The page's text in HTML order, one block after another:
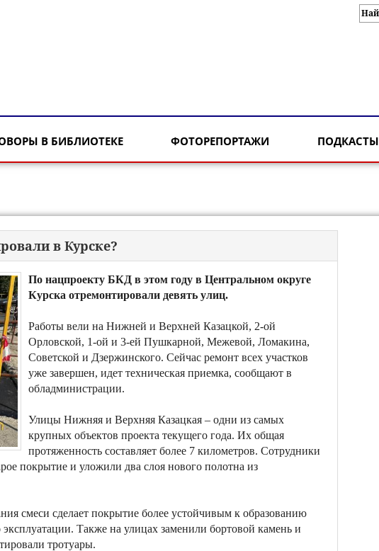
В БИБЛИОТЕКЕ ФОТОРЕПОРТАЖИ ПОДКАСТЫ
в Курске?
По нацпроекту БКД в этом году в Центральном округе
Курска отремонтировали девять улиц.
Работы вели на Нижней и Верхней Казацкой, 2-ой
Орловской, 1-ой и 3-ей Пушкарной, Межевой, Ломакина,
Советской и Дзержинского. Сейчас ремонт всех участков
уже завершен, идет техническая приемка, сообщают в
обладминистрации.
Улицы Нижняя и Верхняя Казацкая – одни из самых
крупных объектов проекта текущего года. Их общая
протяженность составляет более 7 километров. Сотрудники
покрытие и уложили два слоя нового полотна из
смеси сделает покрытие более устойчивым к образованию
Также на улицах заменили бортовой камень и
тротуары.